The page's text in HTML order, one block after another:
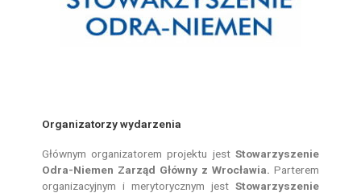
Organizatorzy wydarzenia
Głównym organizatorem projektu jest Stowarzyszenie
Odra-Niemen Zarząd Główny z Wrocławia. Parterem
organizacyjnym i merytorycznym jest Stowarzyszenie